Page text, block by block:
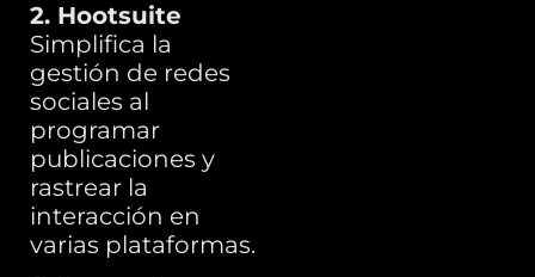
2. Hootsuite
Simplifica la
gestión de redes
sociales al
programar
publicaciones y
rastrear la
interacción en
varias plataformas.